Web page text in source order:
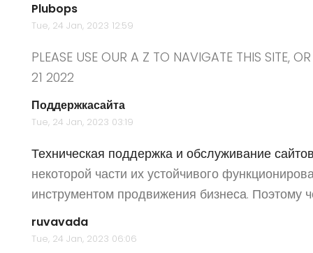
Plubops
Tue, 24 Jan, 2023 12:59
PLEASE USE OUR A Z TO NAVIGATE THIS SITE,
21 2022
Поддержкасайта
Tue, 24 Jan, 2023 03:19
Техническая поддержка и обслуживание
некоторой части их устойчивого
инструментом продвижения бизнеса. Поэтому
ruvavada
Tue, 24 Jan, 2023 06:06